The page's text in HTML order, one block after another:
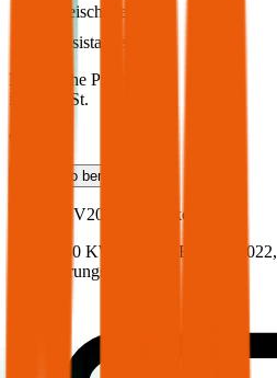
Freischaden
Assistance
Monatliche Prämie
inkl. mVSt.
€ 74,95
Teilkasko berechnen
NV200, Vollkasko
109 PS/80 KW, elektro, Baujahr 2022,
Versicherungsnehmer 30 Jahre